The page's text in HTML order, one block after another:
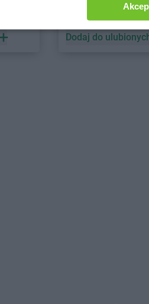
10 gazetek
Dodaj do